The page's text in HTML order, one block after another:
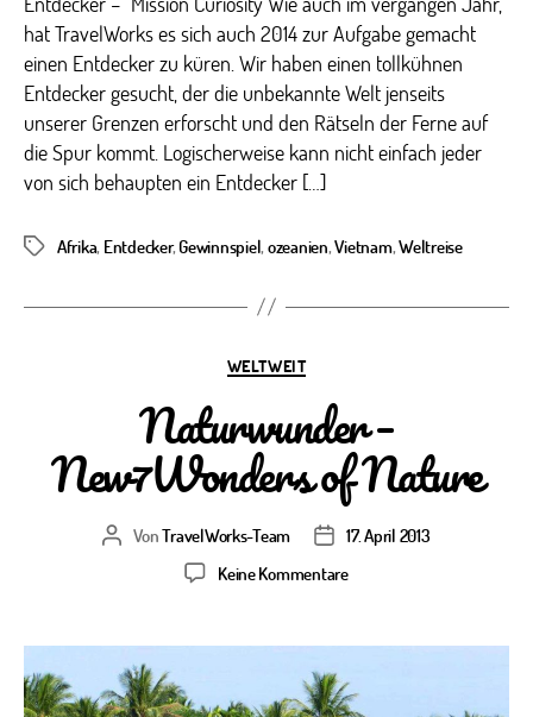
hat TravelWorks es sich auch 2014 zur Aufgabe gemacht
einen Entdecker zu küren. Wir haben einen tollkühnen
Entdecker gesucht, der die unbekannte Welt jenseits
unserer Grenzen erforscht und den Rätseln der Ferne auf
die Spur kommt. Logischerweise kann nicht einfach jeder
von sich behaupten ein Entdecker […]
Schlagwörter
Afrika, Entdecker,Gewinnspiel, ozeanien,Vietnam,Weltreise
Kategorien
WELTWEIT
Naturwunder –
New7Wonders of Nature
Beitragsautor
VonTravelWorks-Team Veröffentlichungsdatum
17. April 2013
Keine Kommentarezu
New7Wonders
of
Nature